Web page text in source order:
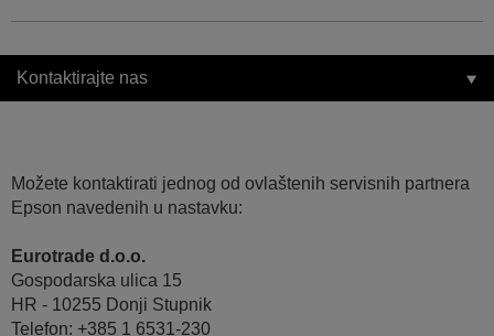
Kontaktirajte nas
Možete kontaktirati jednog od ovlaštenih servisnih partnera
Epson navedenih u nastavku:
Eurotrade d.o.o.
Gospodarska ulica 15
HR - 10255 Donji Stupnik
Telefon: +385 1 6531-230